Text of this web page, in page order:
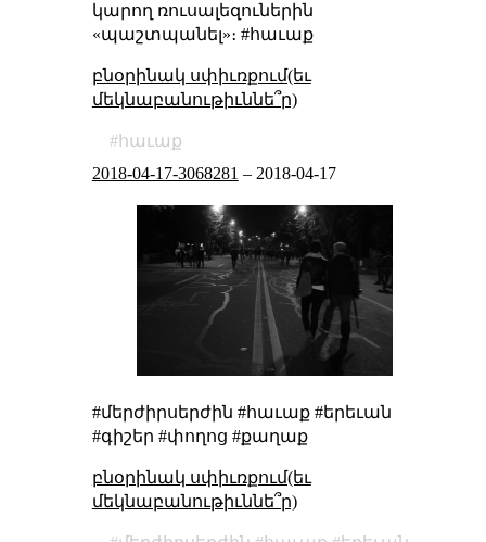
կարող ռուսալեզուներին
«պաշտպանել»։ #հաւաք
բնօրինակ սփիւռքում(եւ
մեկնաբանութիւննե՞ր)
հաւաք
2018-04-17-3068281 – 2018-04-17
#մերժիրսերժին #հաւաք #երեւան
#գիշեր #փողոց #քաղաք
բնօրինակ սփիւռքում(եւ
մեկնաբանութիւննե՞ր)